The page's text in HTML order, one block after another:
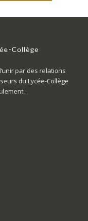
Collège
par des relations
du Lycée-Collège